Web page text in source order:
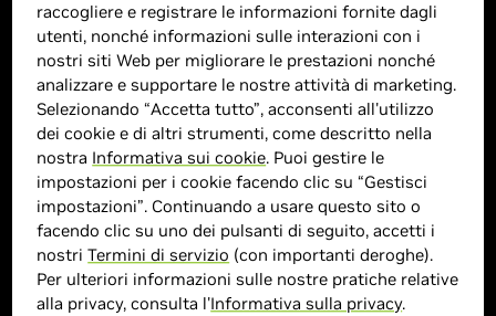
> GPU : GeForce GTX 1650
> Velocità boost clock :
MHz
> MPN : 4711387285718
Prodotto esaurito
raccogliere e registrare le informazioni fornite dagli
utenti, nonché informazioni sulle interazioni con i
nostri siti Web per migliorare le prestazioni nonché
analizzare e supportare le nostre attività di marketing.
Selezionando “Accetta tutto”, acconsenti all'utilizzo
dei cookie e di altri strumenti, come descritto nella
nostra Informativa sui cookie. Puoi gestire le
impostazioni per i cookie facendo clic su “Gestisci
impostazioni”. Continuando a usare questo sito o
facendo clic su uno dei pulsanti di seguito, accetti i
nostriTermini di servizio (con importanti deroghe).
Per ulteriori informazioni sulle nostre pratiche relative
alla privacy, consulta l'Informativa sulla privacy.